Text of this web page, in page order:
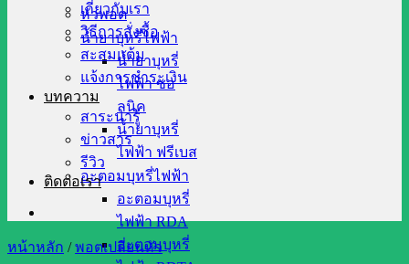
หัวพอต
น้ำยาบุหรี่ไฟฟ้า
น้ำยาบุหรี่
ไฟฟ้า ซอ
ลนิค
น้ำยาบุหรี่
ไฟฟ้า ฟรีเบส
อะตอมบุหรี่ไฟฟ้า
อะตอมบุหรี่
ไฟฟ้า RDA
อะตอมบุหรี่
เกี่ยวกับเรา
วิธีการสั่งซื้อ
สะสมแต้ม
แจ้งการชำระเงิน
บทความ
สาระน่ารู้
ข่าวสาร
รีวิว
ติดต่อเรา
หน้าหลัก / พอตเปลี่ยนหัว